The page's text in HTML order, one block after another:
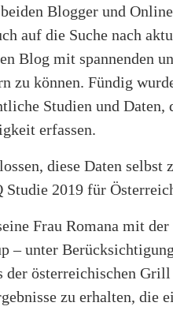
Blogger und
auf die Suche nach
Blog mit spannenden
zu können. Fündig
Studien und
erfassen.
diese Daten selbst
2019 für
Frau Romana mit
– unter
der österreichischen
zu erhalten, die